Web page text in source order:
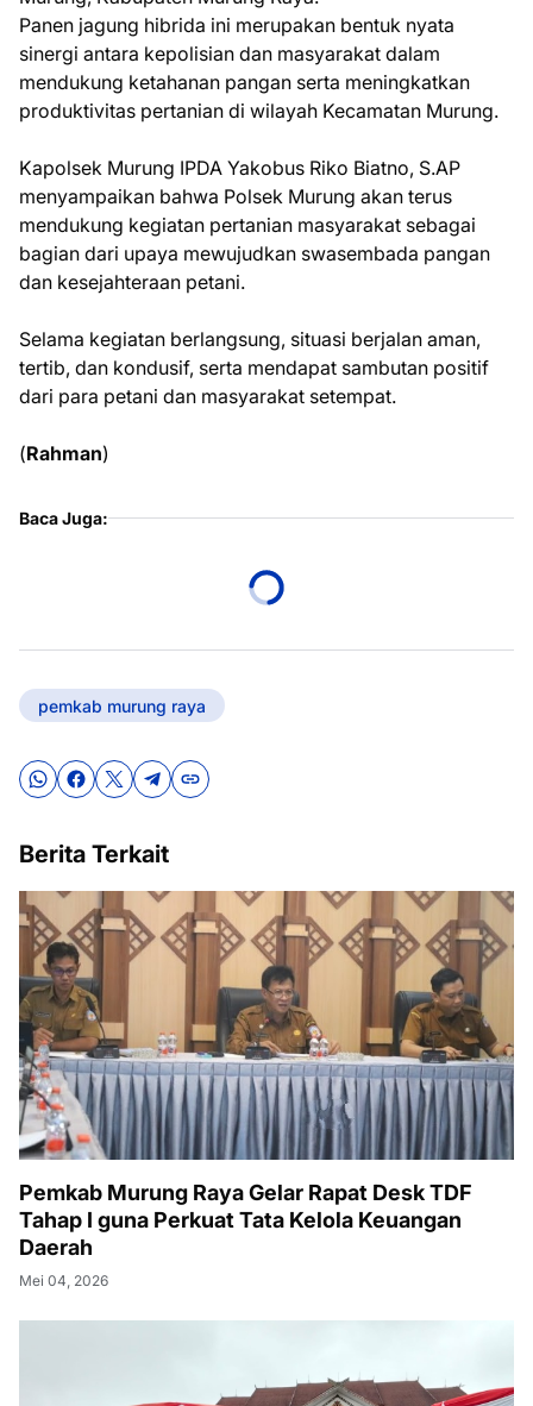
Panen jagung hibrida ini merupakan bentuk nyata
sinergi antara kepolisian dan masyarakat dalam
mendukung ketahanan pangan serta meningkatkan
produktivitas pertanian di wilayah Kecamatan Murung.
Kapolsek Murung IPDA Yakobus Riko Biatno, S.AP
menyampaikan bahwa Polsek Murung akan terus
mendukung kegiatan pertanian masyarakat sebagai
bagian dari upaya mewujudkan swasembada pangan
dan kesejahteraan petani.
Selama kegiatan berlangsung, situasi berjalan aman,
tertib, dan kondusif, serta mendapat sambutan positif
dari para petani dan masyarakat setempat.
(Rahman)
Baca Juga:
pemkab murung raya
Berita Terkait
Pemkab Murung Raya Gelar Rapat Desk TDF
Tahap I guna Perkuat Tata Kelola Keuangan
Daerah
Mei 04, 2026